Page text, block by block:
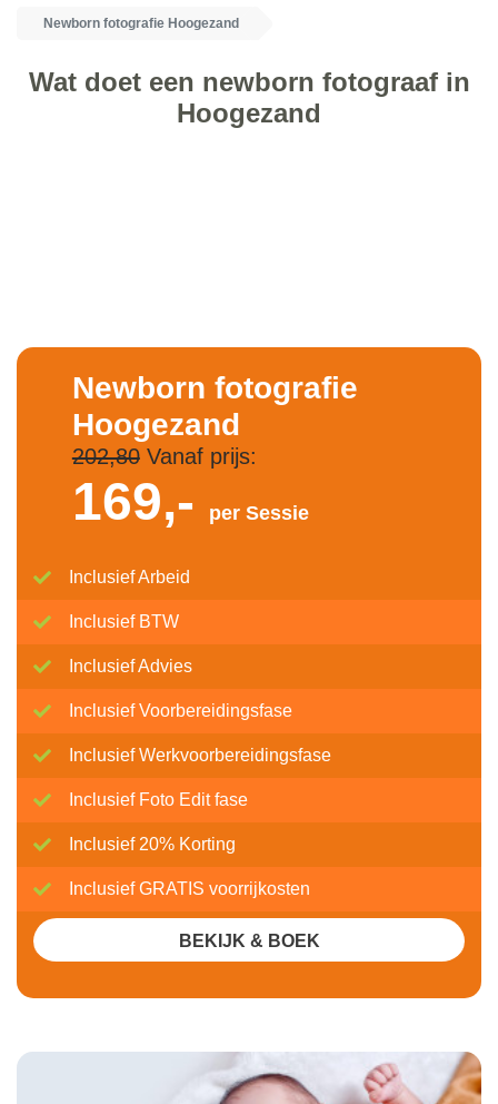
Newborn fotografie Hoogezand
Wat doet een newborn fotograaf in
Hoogezand
Newborn fotografie
Hoogezand
202,80Vanaf prijs:
169,- per Sessie
Inclusief Arbeid
Inclusief BTW
Inclusief Advies
Inclusief Voorbereidingsfase
Inclusief Werkvoorbereidingsfase
Inclusief Foto Edit fase
Inclusief 20% Korting
Inclusief GRATIS voorrijkosten
BEKIJK & BOEK